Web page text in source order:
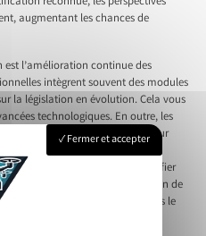
augmentant les chances de
l’amélioration continue des
intègrent souvent des modules
la législation en évolution. Cela vous
technologiques. En outre, les
peuvent être appliquées pour
comme la photogrammétrie ou
expertise, vous pouvez diversifier
sur le marché. Une formation de
consolidant votre position dans le
Fermer et accepter